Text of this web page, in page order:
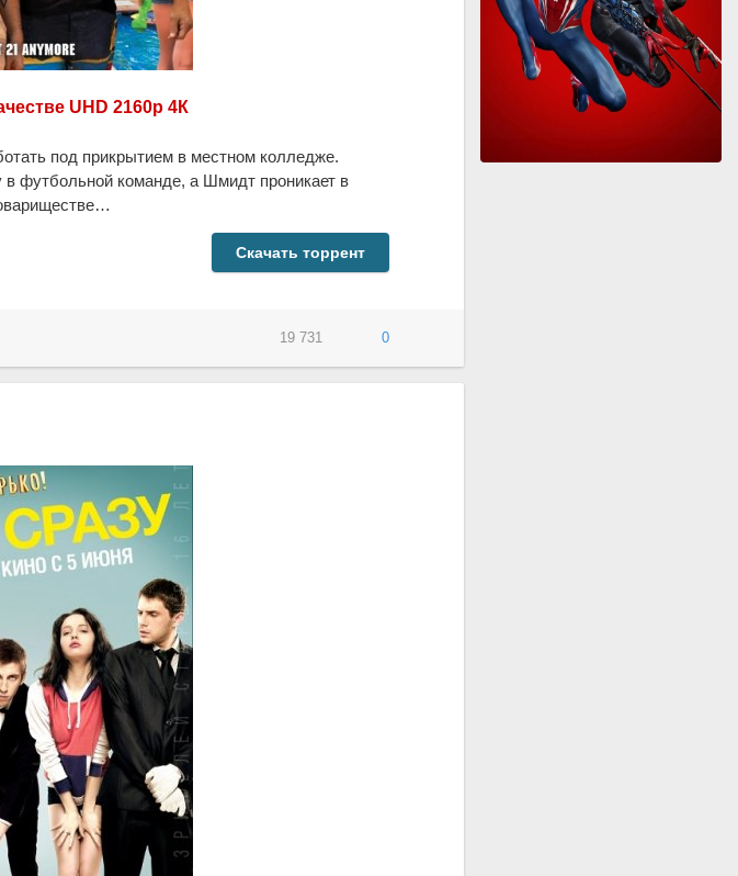
UHD 2160p 4К
под прикрытием в местном колледже.
футбольной команде, а Шмидт проникает в
Скачать торрент
19 731 0